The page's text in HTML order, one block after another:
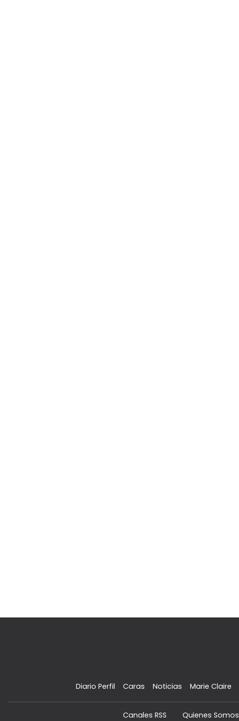
Diario Perfil Caras Noticias Marie Claire
Canales RSS Quienes Somos